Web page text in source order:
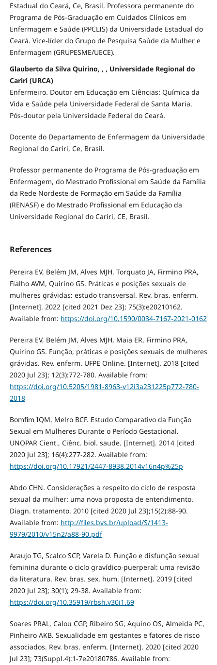
Estadual do Ceará, Ce, Brasil. Professora permanente do
Programa de Pós-Graduação em Cuidados Clínicos em
Enfermagem e Saúde (PPCLIS) da Universidade Estadual do
Ceará. Vice-líder do Grupo de Pesquisa Saúde da Mulher e
Enfermagem (GRUPESME/UECE).
Glauberto da Silva Quirino, , , Universidade Regional do
Cariri (URCA)
Enfermeiro. Doutor em Educação em Ciências: Química da
Vida e Saúde pela Universidade Federal de Santa Maria.
Pós-doutor pela Universidade Federal do Ceará.
Docente do Departamento de Enfermagem da Universidade
Regional do Cariri, Ce, Brasil.
Professor permanente do Programa de Pós-graduação em
Enfermagem, do Mestrado Profissional em Saúde da Família
da Rede Nordeste de Formação em Saúde da Família
(RENASF) e do Mestrado Profissional em Educação da
Universidade Regional do Cariri, CE, Brasil.
References
Pereira EV, Belém JM, Alves MJH, Torquato JA, Firmino PRA,
Fialho AVM, Quirino GS. Práticas e posições sexuais de
mulheres grávidas: estudo transversal. Rev. bras. enferm.
[Internet]. 2022 [cited 2021 Dez 23]; 75(3):e20210162.
Available from: https://doi.org/10.1590/0034-7167-2021-0162
Pereira EV, Belém JM, Alves MJH, Maia ER, Firmino PRA,
Quirino GS. Função, práticas e posições sexuais de mulheres
grávidas. Rev. enferm. UFPE Online. [Internet]. 2018 [cited
2020 Jul 23]; 12(3):772-780. Available from:
https://doi.org/10.5205/1981-8963-v12i3a231225p772-780-
2018
Bomfim IQM, Melro BCF. Estudo Comparativo da Função
Sexual em Mulheres Durante o Período Gestacional.
UNOPAR Cient., Ciênc. biol. saude. [Internet]. 2014 [cited
2020 Jul 23]; 16(4):277-282. Available from:
https://doi.org/10.17921/2447-8938.2014v16n4p%25p
Abdo CHN. Considerações a respeito do ciclo de resposta
sexual da mulher: uma nova proposta de entendimento.
Diagn. tratamento. 2010 [cited 2020 Jul 23];15(2):88-90.
Available from: http://files.bvs.br/upload/S/1413-
9979/2010/v15n2/a88-90.pdf
Araujo TG, Scalco SCP, Varela D. Função e disfunção sexual
feminina durante o ciclo gravídico-puerperal: uma revisão
da literatura. Rev. bras. sex. hum. [Internet]. 2019 [cited
2020 Jul 23]; 30(1); 29-38. Available from:
https://doi.org/10.35919/rbsh.v30i1.69
Soares PRAL, Calou CGP, Ribeiro SG, Aquino OS, Almeida PC,
Pinheiro AKB. Sexualidade em gestantes e fatores de risco
associados. Rev. bras. enferm. [Internet]. 2020 [cited 2020
Jul 23]; 73(Suppl.4):1-7e20180786. Available from: